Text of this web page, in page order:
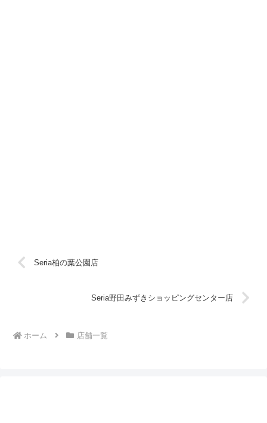
Seria柏の葉公園店
Seria野田みずきショッピングセンター店
ホーム 店舗一覧